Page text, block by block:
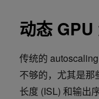
动态
传统的
不够的，尤其是
长度 (ISL) 和输出